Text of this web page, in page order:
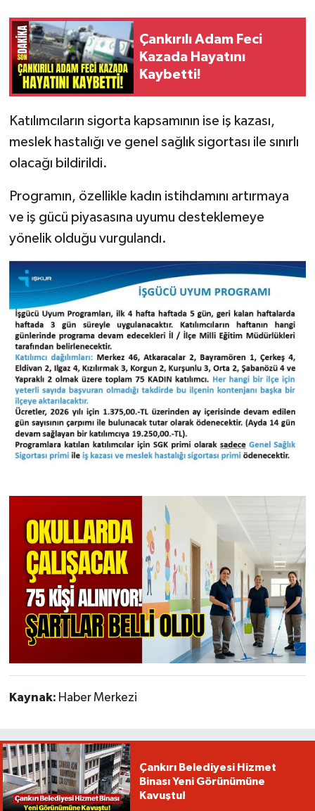
Çankırılı Adam Feci
Kazada Hayatını
Kaybetti!
Katılımcıların sigorta kapsamının ise iş kazası,
meslek hastalığı ve genel sağlık sigortası ile sınırlı
olacağı bildirildi.
Programın, özellikle kadın istihdamını artırmaya
ve iş gücü piyasasına uyumu desteklemeye
yönelik olduğu vurgulandı.
Kaynak: Haber Merkezi
Çankırı Belediyesi Hizmet
Binası Yeni Görünümüne
Kavuştu!